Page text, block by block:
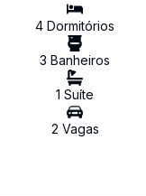
4 Dormitórios
3 Banheiros
1 Suíte
2 Vagas